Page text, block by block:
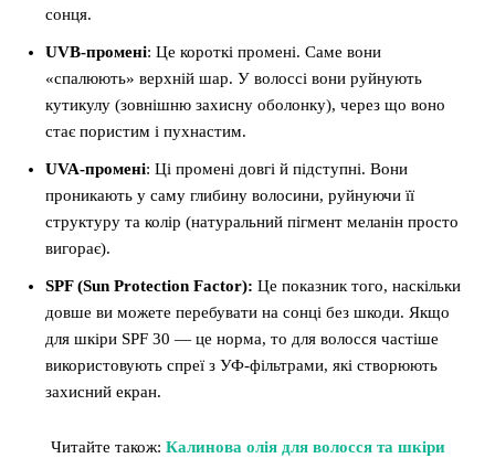
сонця.
UVB-промені: Це короткі промені. Саме вони
«спалюють» верхній шар. У волоссі вони руйнують
кутикулу (зовнішню захисну оболонку), через що воно
стає пористим і пухнастим.
UVA-промені: Ці промені довгі й підступні. Вони
проникають у саму глибину волосини, руйнуючи її
структуру та колір (натуральний пігмент меланін просто
вигорає).
SPF (Sun Protection Factor): Це показник того, наскільки
довше ви можете перебувати на сонці без шкоди. Якщо
для шкіри SPF 30 — це норма, то для волосся частіше
використовують спреї з УФ-фільтрами, які створюють
захисний екран.
Читайте також: Калинова олія для волосся та шкіри